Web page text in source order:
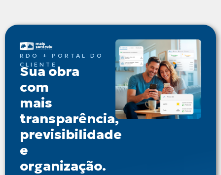
RDO + PORTAL DO
CLIENTE
Sua obra
com
mais
transparência,
previsibilidade
e
organização.